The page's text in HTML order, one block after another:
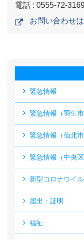
電話 : 0555-72-
お問い合わせ
緊急情報
緊急情報（羽生市
緊急情報（仙北市
緊急情報（中央区
新型コロナウイ
届出・証明
福祉